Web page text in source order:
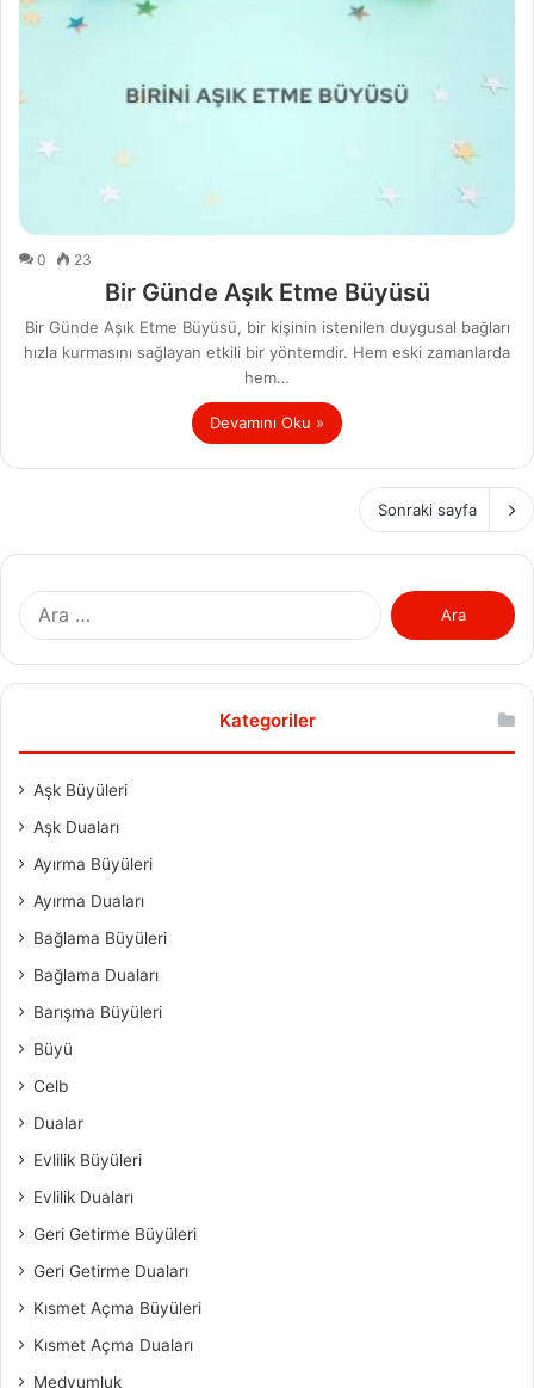
0 23
Bir Günde Aşık Etme Büyüsü
Bir Günde Aşık Etme Büyüsü, bir kişinin istenilen duygusal bağları
hızla kurmasını sağlayan etkili bir yöntemdir. Hem eski zamanlarda
hem…
Devamını Oku »
Sonraki sayfa
Arama:
Kategoriler
Aşk Büyüleri
Aşk Duaları
Ayırma Büyüleri
Ayırma Duaları
Bağlama Büyüleri
Bağlama Duaları
Barışma Büyüleri
Büyü
Celb
Dualar
Evlilik Büyüleri
Evlilik Duaları
Geri Getirme Büyüleri
Geri Getirme Duaları
Kısmet Açma Büyüleri
Kısmet Açma Duaları
Medyumluk